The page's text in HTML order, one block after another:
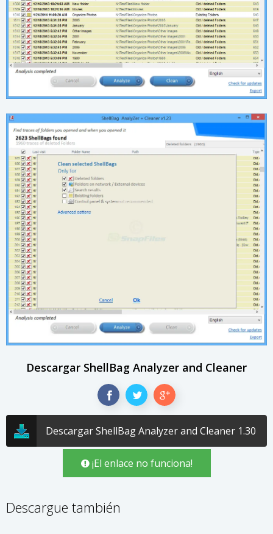
Descargar ShellBag Analyzer and Cleaner
Descargar ShellBag Analyzer and Cleaner 1.30
¡El enlace no funciona!
Descargue también